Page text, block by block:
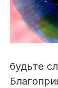
будьте